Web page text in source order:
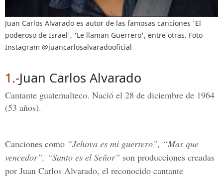
Juan Carlos Alvarado es autor de las famosas canciones 'El
poderoso de Israel', 'Le llaman Guerrero', entre otras. Foto
Instagram @juancarlosalvaradooficial
1.-Juan Carlos Alvarado
Cantante guatemalteco. Nació el 28 de diciembre de 1964
(53 años).
Canciones como “Jehova es mi guerrero”, “Mas que
vencedor”, “Santo es el Señor” son producciones creadas
por Juan Carlos Alvarado, el reconocido cantante